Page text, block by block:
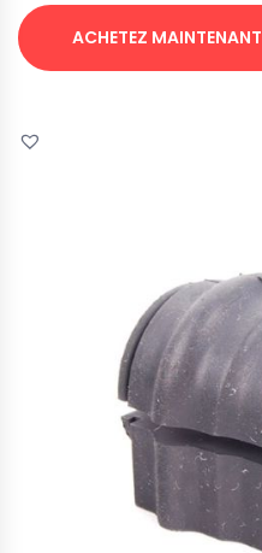
ACHETEZ MAINTENANT